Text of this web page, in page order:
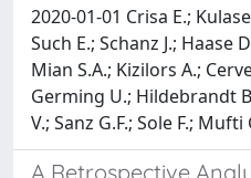
2020-01-01 Crisa E.;
Such E.; Schanz J.; Haase
Mian S.A.; Kizilors A.;
Germing U.; Hildebrandt
V.; Sanz G.F.; Sole F.; Mufti
A Retrospective